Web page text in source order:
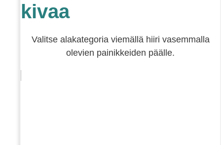
kivaa
Valitse alakategoria viemällä hiiri vasemmalla
olevien painikkeiden päälle.